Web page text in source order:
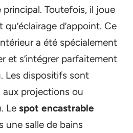
Toutefois, il joue
d’appoint. Ce
a été spécialement
et s’intégrer parfaitement
Les dispositifs sont
projections ou
Le spot encastrable
une salle de bains